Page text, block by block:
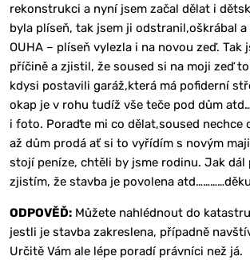
rekonstrukci a nyní jsem začal dělat i
byla plíseň, tak jsem ji odstranil,oškrábal
OUHA – plíseň vylezla i na novou zeď. Tak
příčině a zjistil, že soused si na moji zeď
kdysi postavili garáž,která má pofiderní
okap je v rohu tudíž vše teče pod dům
i foto. Poraďte mi co dělat,soused nechce
až dům prodá ať si to vyřídím s novým
stojí peníze, chtěli by jsme rodinu. Jak dál
zjistím, že stavba je povolena
ODPOVĚĎ:Můžete nahlédnout do
jestli je stavba zakreslena, případně
Určitě Vám ale lépe poradí právníci než já.